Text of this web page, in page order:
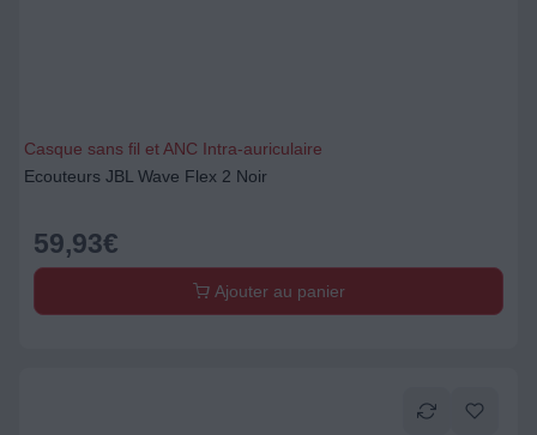
Casque sans fil et ANC Intra-auriculaire
Ecouteurs JBL Wave Flex 2 Noir
59,93€
Ajouter au panier